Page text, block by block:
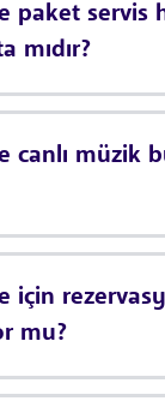
paket servis
mıdır?
canlı müzik
için
mu?